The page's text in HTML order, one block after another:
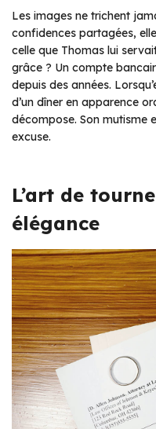
Les images ne trichent
confidences partagées,
celle que Thomas lui
grâce ? Un compte
depuis des années.
d’un dîner en apparence
décompose. Son mutisme
excuse.
L’art de
élégance